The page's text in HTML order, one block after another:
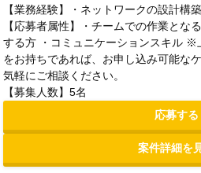
【業務経験】・ネットワークの設計構
【応募者属性】・チームでの作業とな
する方 ・コミュニケーションスキル ※
をお持ちであれば、お申し込み可能な
気軽にご相談ください。
【募集人数】5名
応募する
案件詳細を